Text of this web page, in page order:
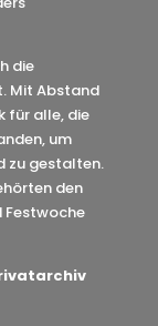
die
Mit Abstand
für alle, die
um
zu gestalten.
den
Festwoche